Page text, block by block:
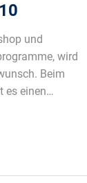
und
wird
Beim
es einen